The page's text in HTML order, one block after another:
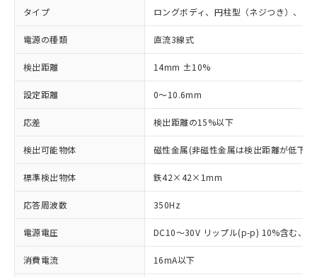
タイプ ロングボディ、円柱型（ネジつき）、シ
電源の種類 直流3線式
検出距離 14mm ±10%
設定距離 0～10.6mm
応差 検出距離の15%以下
検出可能物体 磁性金属(非磁性金属は検出距離が低下し
標準検出物体 鉄42×42×1mm
応答周波数 350Hz
電源電圧 DC10～30V リップル(p-p) 10%含む、
消費電流 16mA以下